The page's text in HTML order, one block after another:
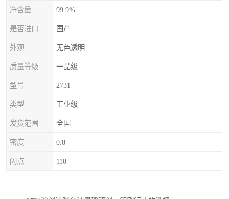
净含量 99.9%
是否进口 国产
外观 无色透明
质量等级 一品级
型号 2731
类型 工业级
发货范围 全国
密度 0.8
闪点 110